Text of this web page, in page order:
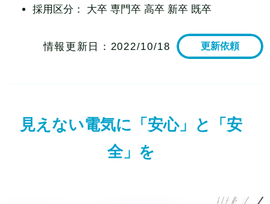
採用区分： 大卒 専門卒 高卒 新卒 既卒
情報更新日： 2022/10/18 更新依頼
見えない電気に「安心」と「安
全」を